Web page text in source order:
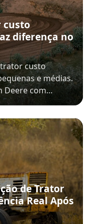
custo
diferença no
custo
e médias.
Deere com…
de Trator
Real Após